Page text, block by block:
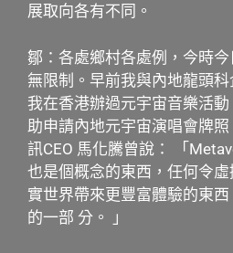
展取向各有不同。
鄒：各處鄉村各處例，今時
無限制。早前我與內地龍頭
我在香港辦過元宇宙音樂活
助申請內地元宇宙演唱會牌
訊CEO 馬化騰曾說： 「
也是個概念的東西，任何令
實世界帶來更豐富體驗的東
的一部 分。 」